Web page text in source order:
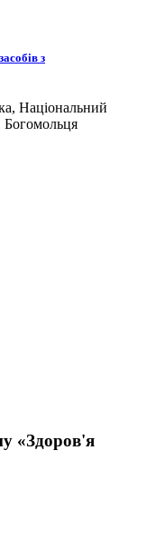
з
Національний
Богомольця
«Здоров'я